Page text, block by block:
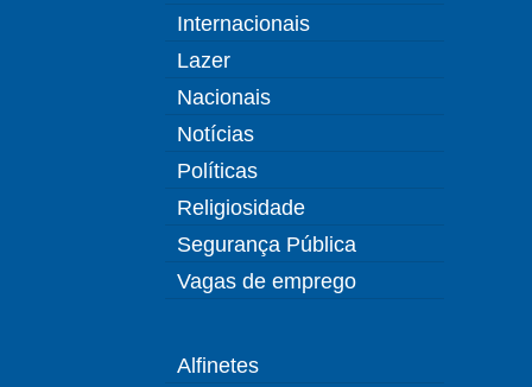
Internacionais
Lazer
Nacionais
Notícias
Políticas
Religiosidade
Segurança Pública
Vagas de emprego
Alfinetes